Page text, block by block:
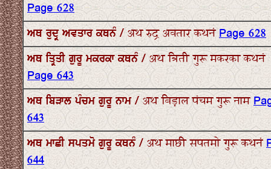
Page 628
ਅਥ ਰੁਦ੍ਰ ਅਵਤਾਰ ਕਥਨੰ / अथ रुद्र अवतार कथनंPage 628
ਅਥ ਤ੍ਰਿਤੀ ਗੁਰੂ ਮਕਰਕਾ ਕਥਨੰ / अथ त्रिती गुरू मकरका कथनं
Page 643
ਅਥ ਬਿੜਾਲ ਪੰਚਮ ਗੁਰੂ ਨਾਮ / अथ बिड़ाल पंचम गुरू नाम
643
ਅਥ ਮਾਛੀ ਸਪਤਮੋ ਗੁਰੂ ਕਥਨੰ / अथ माछी सपतमो गुरू कथनं
644